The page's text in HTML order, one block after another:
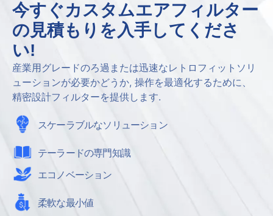
今すぐカスタムエアフィルター
の見積もりを入手してくださ
い!
産業用グレードのろ過または迅速なレトロフィットソリ
ューションが必要かどうか, 操作を最適化するために、
精密設計フィルターを提供します.
スケーラブルなソリューション
テーラードの専門知識
エコノベーション
柔軟な最小値